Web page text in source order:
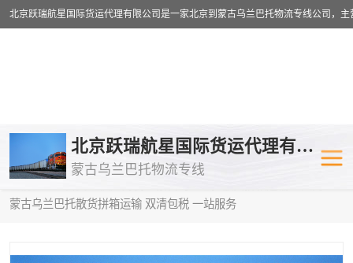
北京跃瑞航星国际货运代理有限公司
蒙古乌兰巴托物流专线
蒙古乌兰巴托散货拼箱运输 双清包税 一站服务
乌兰巴托物流专线 乌兰巴托铁
乌兰巴托公路运输
中欧班列
蒙古乌兰巴托双清包税 蒙古乌兰巴